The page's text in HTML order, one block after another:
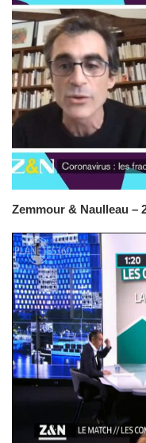
Zemmour & Naulleau –